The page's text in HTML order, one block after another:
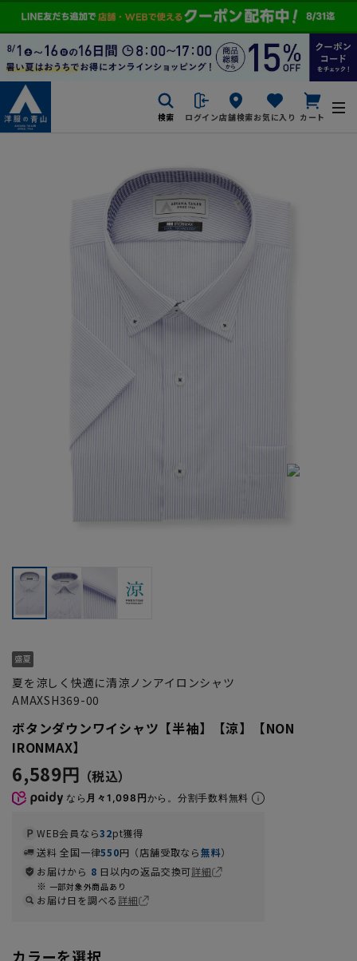
検索 ログイン店舗検索お気に入り カート
夏を涼しく快適に清涼ノンアイロンシャツ
AMAXSH369-00
ボタンダウンワイシャツ【半袖】【涼】【NON
IRONMAX】
6,589円
なら 月々1,098円から。分割手数料無料
WEB会員なら32pt獲得
送料 全国一律550円（店舗受取なら無料）
お届けから 8 日以内の返品交換可詳細
一部対象外商品あり
お届け日を調べる詳細
カラーを選択